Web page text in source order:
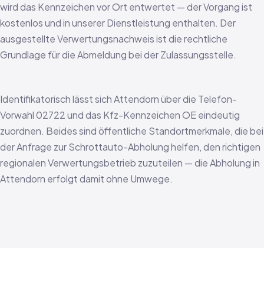
wird das Kennzeichen vor Ort entwertet — der Vorgang ist
kostenlos und in unserer Dienstleistung enthalten. Der
ausgestellte Verwertungsnachweis ist die rechtliche
Grundlage für die Abmeldung bei der Zulassungsstelle.
Identifikatorisch lässt sich Attendorn über die Telefon-
Vorwahl 02722 und das Kfz-Kennzeichen OE eindeutig
zuordnen. Beides sind öffentliche Standortmerkmale, die bei
der Anfrage zur Schrottauto-Abholung helfen, den richtigen
regionalen Verwertungsbetrieb zuzuteilen — die Abholung in
Attendorn erfolgt damit ohne Umwege.